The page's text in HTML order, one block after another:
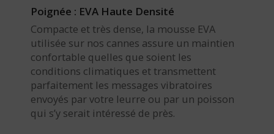
Poignée : EVA Haute Densité
Compacte et très dense, la mousse EVA
utilisée sur nos cannes assure un maintien
confortable quelles que soient les
conditions climatiques et transmettent
parfaitement les messages vibratoires
envoyés par votre leurre ou par un poisson
qui s’y serait intéressé de près.